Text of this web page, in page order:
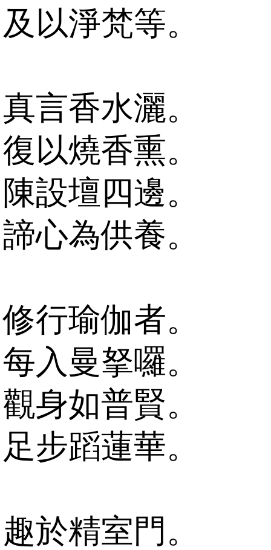
及以淨梵等。
真言香水灑。
復以燒香熏。
陳設壇四邊。
諦心為供養。
修行瑜伽者。
每入曼拏囉。
觀身如普賢。
足步蹈蓮華。
趣於精室門。